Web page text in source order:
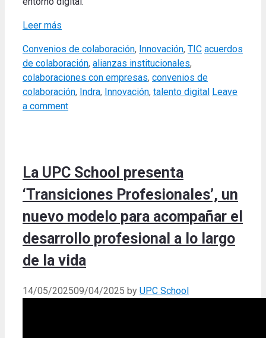
Leer más
Categories
Convenios de colaboración, Innovación, TIC Tags
acuerdos
de colaboración, alianzas institucionales,
colaboraciones con empresas, convenios de
colaboración, Indra, Innovación, talento digital Leave
a comment
La UPC School presenta
‘Transiciones Profesionales’, un
nuevo modelo para acompañar el
desarrollo profesional a lo largo
de la vida
14/05/202509/04/2025 by UPC School